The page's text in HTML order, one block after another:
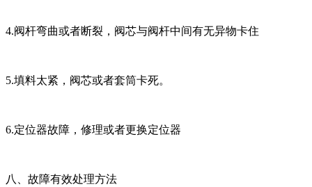
4.阀杆弯曲或者断裂，阀芯与阀杆中间有无异物卡住
5.填料太紧，阀芯或者套筒卡死。
6.定位器故障，修理或者更换定位器
八、故障有效处理方法